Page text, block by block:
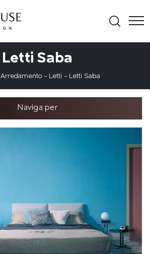
Letti Saba
Arredamento - Letti - Letti Saba
Naviga per